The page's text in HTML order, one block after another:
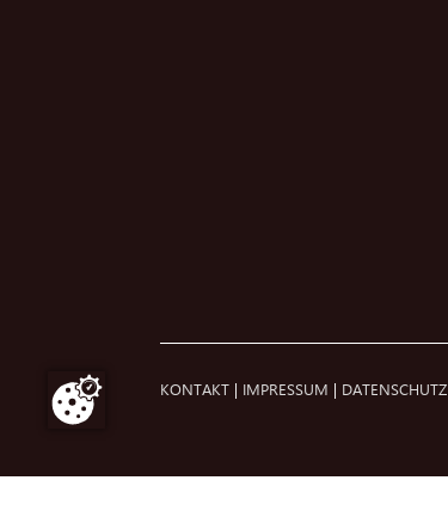
KONTAKT | IMPRESSUM | DATENSCHUTZ